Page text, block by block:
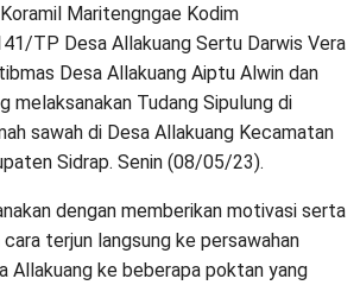
Maritengngae Kodim
TP Desa Allakuang Sertu Darwis Vera
Desa Allakuang Aiptu Alwin dan
melaksanakan Tudang Sipulung di
sawah di Desa Allakuang Kecamatan
Sidrap. Senin (08/05/23).
dengan memberikan motivasi serta
terjun langsung ke persawahan
Allakuang ke beberapa poktan yang